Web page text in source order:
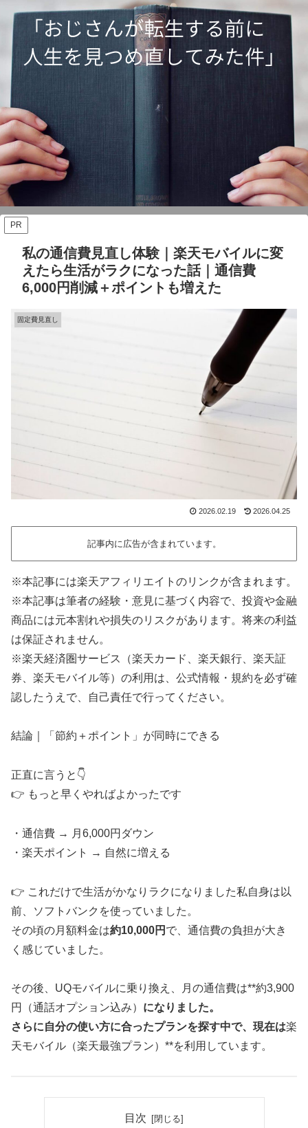
PR
私の通信費見直し体験｜楽天モバイルに変
えたら生活がラクになった話｜通信費
6,000円削減＋ポイントも増えた
固定費見直し
2026.02.19 2026.04.25
記事内に広告が含まれています。
※本記事には楽天アフィリエイトのリンクが含まれます。
※本記事は筆者の経験・意見に基づく内容で、投資や金融
商品には元本割れや損失のリスクがあります。将来の利益
は保証されません。
※楽天経済圏サービス（楽天カード、楽天銀行、楽天証
券、楽天モバイル等）の利用は、公式情報・規約を必ず確
認したうえで、自己責任で行ってください。
結論｜「節約＋ポイント」が同時にできる
正直に言うと👇
👉 もっと早くやればよかったです
・通信費 → 月6,000円ダウン
・楽天ポイント → 自然に増える
👉 これだけで生活がかなりラクになりました私自身は以
前、ソフトバンクを使っていました。
その頃の月額料金は約10,000円 で、通信費の負担が大き
く感じていました。
その後、UQモバイルに乗り換え、月の通信費は**約3,900
円（通話オプション込み） になりました。
さらに自分の使い方に合ったプランを探す中で、現在は楽
天モバイル（楽天最強プラン）**を利用しています。
目次